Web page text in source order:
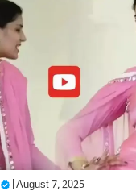
August 7, 2025